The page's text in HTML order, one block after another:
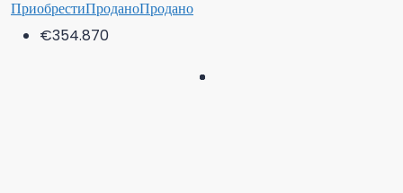
ПриобрестиПроданоПродано
€354.870